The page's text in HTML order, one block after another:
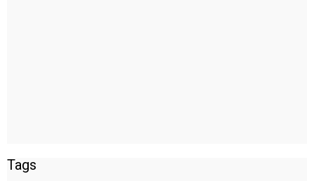
Tags